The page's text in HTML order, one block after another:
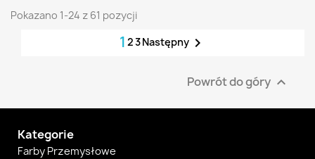
Pokazano 1-24 z 61 pozycji
1 23Następny 
Powrót do góry 
Kategorie
Farby Przemysłowe